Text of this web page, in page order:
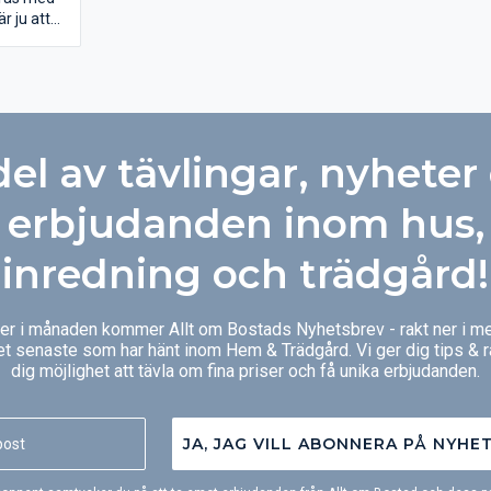
det är
ju att
av tävlingar, nyheter
erbjudanden inom hus,
inredning och trädgård!
i månaden kommer Allt om Bostads Nyhetsbrev - rakt ner i
senaste som har hänt inom Hem & Trädgård. Vi ger dig tips &
dig möjlighet att tävla om fina priser och få unika erbjudanden.
JA, JAG VILL ABONNERA PÅ